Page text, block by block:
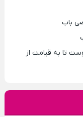
باب
تا به قیامت از